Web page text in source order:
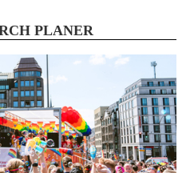
PLANER